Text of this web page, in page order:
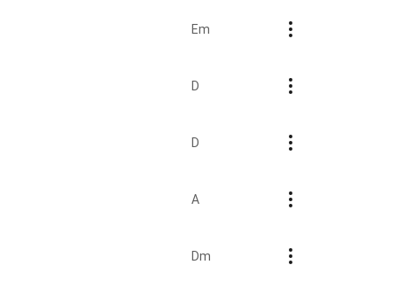
Em
D
D
A
Dm